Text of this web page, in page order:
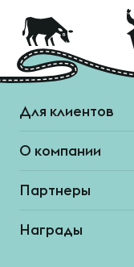
Для клиентов
О компании
Партнеры
Награды